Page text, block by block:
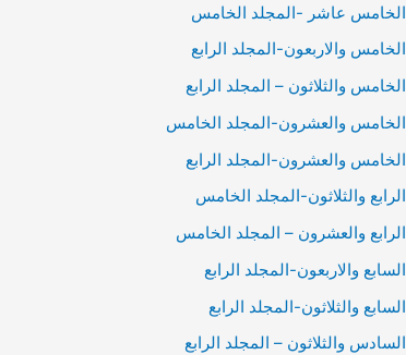
الخامس عاشر -المجلد الخامس
الخامس والاربعون-المجلد الرابع
الخامس والثلاثون – المجلد الرابع
الخامس والعشرون-المجلد الخامس
الخامس والعشرون-المجلد الرابع
الرابع والثلاثون-المجلد الخامس
الرابع والعشرون – المجلد الخامس
السابع والاربعون-المجلد الرابع
السابع والثلاثون-المجلد الرابع
السادس والثلاثون – المجلد الرابع